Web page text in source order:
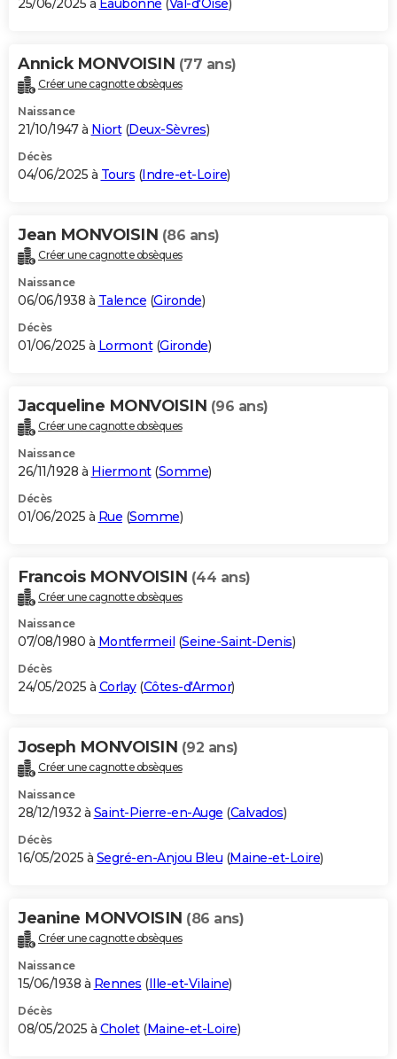
25/06/2025 à Eaubonne (Val-d'Oise)
Annick MONVOISIN (77 ans)
Créer une cagnotte obsèques
Naissance
21/10/1947 à Niort(Deux-Sèvres)
Décès
04/06/2025 à Tours (Indre-et-Loire)
Jean MONVOISIN (86 ans)
Créer une cagnotte obsèques
Naissance
06/06/1938 à Talence (Gironde)
Décès
01/06/2025 à Lormont(Gironde)
Jacqueline MONVOISIN (96 ans)
Créer une cagnotte obsèques
Naissance
26/11/1928 à Hiermont(Somme)
Décès
01/06/2025 à Rue (Somme)
Francois MONVOISIN (44 ans)
Créer une cagnotte obsèques
Naissance
07/08/1980 à Montfermeil (Seine-Saint-Denis)
Décès
24/05/2025 à Corlay(Côtes-d'Armor)
Joseph MONVOISIN (92 ans)
Créer une cagnotte obsèques
Naissance
28/12/1932 à Saint-Pierre-en-Auge (Calvados)
Décès
16/05/2025 à Segré-en-Anjou Bleu (Maine-et-Loire)
Jeanine MONVOISIN (86 ans)
Créer une cagnotte obsèques
Naissance
15/06/1938 à Rennes (Ille-et-Vilaine)
Décès
08/05/2025 à Cholet(Maine-et-Loire)